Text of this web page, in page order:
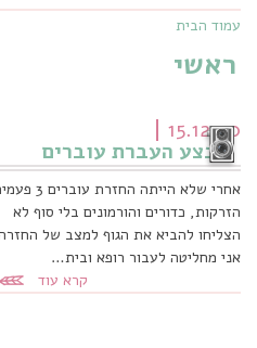
עמוד הבית
ראשי
15.12.20
מבצע העברת עוברים
אחרי שלא הייתה החזרת
הזרקות, כדורים והורמונים בלי סוף לא
הצליחו להביא את הגוף למצב של
אני מחליטה לעבור רופא ובית…
קרא עוד